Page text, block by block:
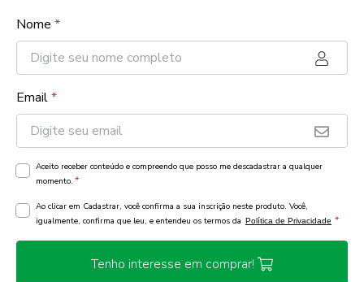
Nome *
Email*
Aceito receber conteúdo e compreendo que posso me descadastrar a qualquer
momento. *
Ao clicar em Cadastrar, você confirma a sua inscrição neste produto. Você,
igualmente, confirma que leu, e entendeu os termos da Política de Privacidade *
Tenho interesse em comprar!